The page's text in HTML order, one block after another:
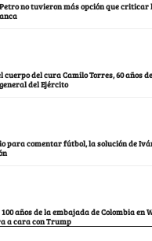
no tuvieron más opción que
del cura Camilo Torres, 60 años
del Ejército
para comentar fútbol, la solución de
años de la embajada de Colombia en
a cara con Trump